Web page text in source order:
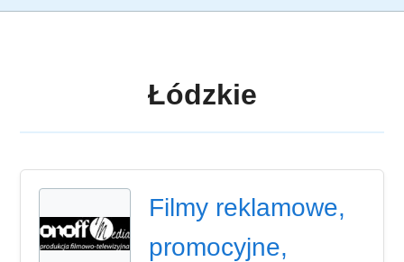
Łódzkie
Filmy reklamowe,
promocyjne,